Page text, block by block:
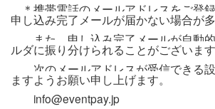
＊携帯電話のメールアドレスをご登録
申し込み完了メールが届かない場合が多
また、申し込み完了メールが自動的
ルダに振り分けられることがございます
次のメールアドレスが受信できる
ますようお願い申し上げます。
info@eventpay.jp